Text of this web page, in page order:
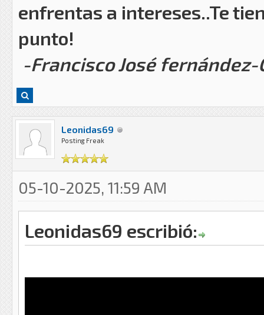
enfrentas a intereses..Te
punto!
-Francisco José
Leonidas69
Posting Freak
05-10-2025, 11:59 AM
Leonidas69 escribió: